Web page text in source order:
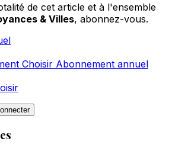
de cet article et à l'ensemble
& Villes, abonnez-vous.
Choisir Abonnement annuel